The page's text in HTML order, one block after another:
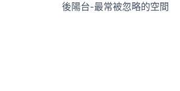
後陽台-最常被忽略的空間